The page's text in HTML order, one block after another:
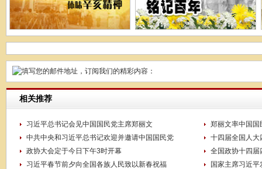
相关推荐
习近平总书记会见中国国民党主席郑丽文
郑丽文率中国国
中共中央和习近平总书记欢迎并邀请中国国民党
十四届全国人大
政协大会定于今日下午3时开幕
全国政协十四届
习近平春节前夕向全国各族人民致以新春祝福
国家主席习近